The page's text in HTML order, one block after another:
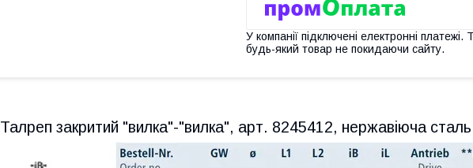
У компанії підключені електронні
будь-який товар не покидаючи сайту.
Талреп закритий "вилка"-"вилка", арт. 8245412, нержавіюча